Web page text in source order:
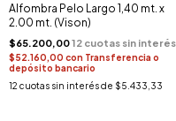
Alfombra Pelo Largo 1,40 mt. x
2.00 mt. (Vison)
$65.200,00
$52.160,00 con Transferencia o
depósito bancario
12 cuotas sin interés de $5.433,33